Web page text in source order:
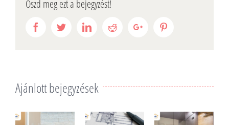
Oszd meg ezt a bejegyzést!
FacebookTwitterLinkedinRedditGoogle+
Ajánlott bejegyzések